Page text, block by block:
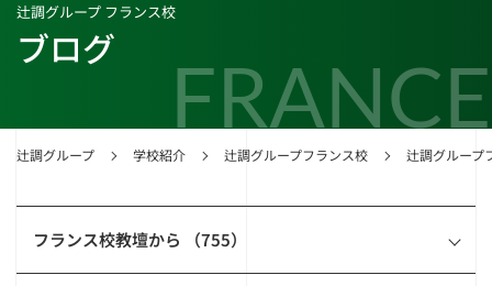
FRANCE
辻調グループ 学校紹介 辻調グループフランス校 辻調グループ
辻調グループ フランス校
ブログ
フランス校教壇から （755）